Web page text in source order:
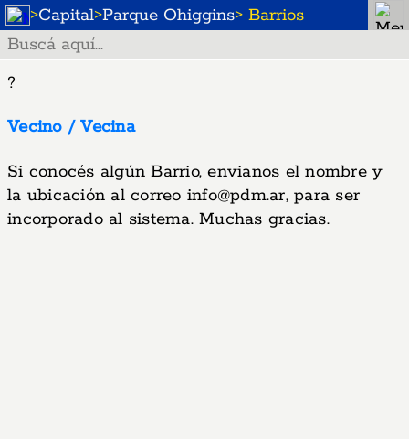
>Capital>Parque Ohiggins> Barrios
?
Vecino / Vecina
Si conocés algún Barrio, envianos el nombre y
la ubicación al correo info@pdm.ar, para ser
incorporado al sistema. Muchas gracias.